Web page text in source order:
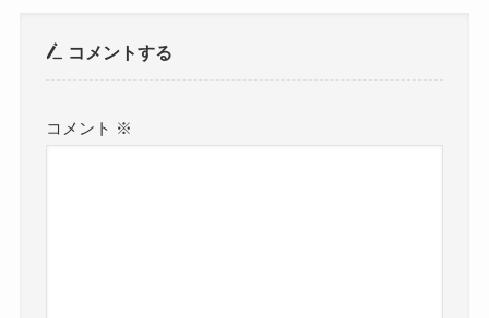
コメントする
コメント ※